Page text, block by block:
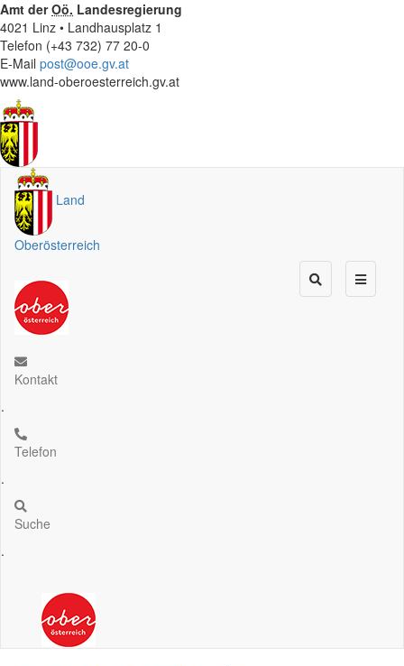
Amt derOö. Landesregierung
4021 Linz • Landhausplatz 1
Telefon (+43 732) 77 20-0
E-Mail post@ooe.gv.at
www.land-oberoesterreich.gv.at
Land
Oberösterreich
Kontakt
.
Telefon
.
Suche
.